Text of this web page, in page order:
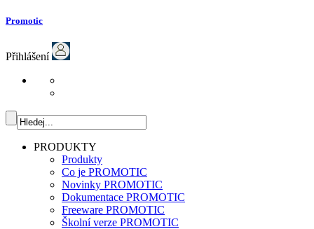
Promotic
Přihlášení
PRODUKTY
Produkty
Co je PROMOTIC
Novinky PROMOTIC
Dokumentace PROMOTIC
Freeware PROMOTIC
Školní verze PROMOTIC